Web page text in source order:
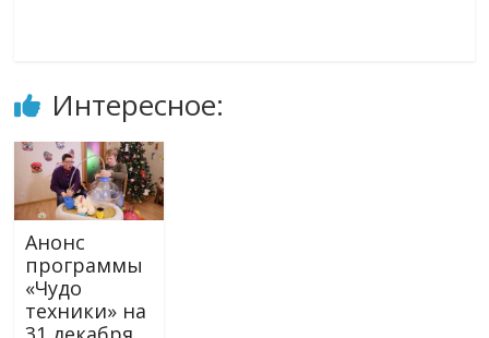
Интересное:
Анонс
программы
«Чудо
техники» на